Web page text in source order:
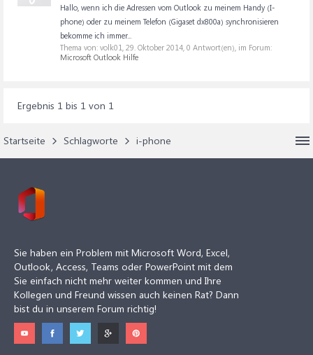
Hallo, wenn ich die Adressen vom Outlook zu meinem Handy (I-
phone) oder zu meinem Telefon (Gigaset dx800a) synchronisieren
bekomme ich immer...
Thema von: volk01, 29. Oktober 2014, 0 Antwort(en), im Forum:
Microsoft Outlook Hilfe
Ergebnis 1 bis 1 von 1
Startseite Schlagworte i-phone
Sie haben ein Problem mit Microsoft Word, Excel,
Outlook, Access, Teams oder PowerPoint mit dem
Sie einfach nicht mehr weiter kommen und Ihre
Kollegen und Freund wissen auch keinen Rat? Dann
bist du in unserem Forum richtig!